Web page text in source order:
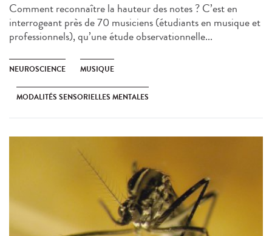
Comment reconnaître la hauteur des notes ? C’est en
interrogeant près de 70 musiciens (étudiants en musique et
professionnels), qu’une étude observationnelle...
NEUROSCIENCE MUSIQUE
MODALITÉS SENSORIELLES MENTALES